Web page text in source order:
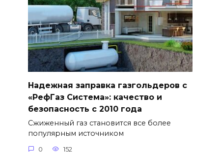
Надежная заправка газгольдеров с
«РефГаз Система»: качество и
безопасность с 2010 года
Сжиженный газ становится все более
популярным источником
0 152